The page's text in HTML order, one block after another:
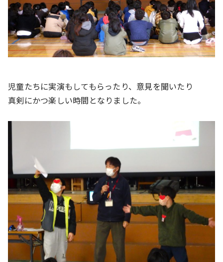
児童たちに実演もしてもらったり、意見を聞いたり
真剣にかつ楽しい時間となりました。